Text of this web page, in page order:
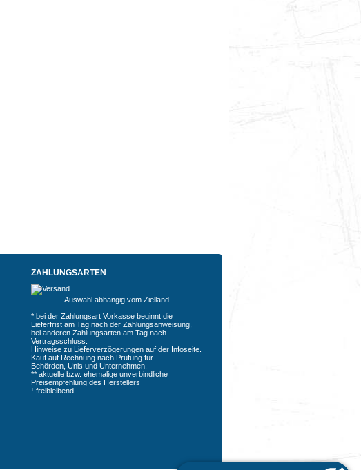
ZAHLUNGSARTEN
Auswahl abhängig vom Zielland
* bei der Zahlungsart Vorkasse beginnt die
Lieferfrist am Tag nach der Zahlungsanweisung,
bei anderen Zahlungsarten am Tag nach
Vertragsschluss.
Hinweise zu Lieferverzögerungen auf der Infoseite
Kauf auf Rechnung nach Prüfung für
Behörden, Unis und Unternehmen.
** aktuelle bzw. ehemalige unverbindliche
Preisempfehlung des Herstellers
¹ freibleibend